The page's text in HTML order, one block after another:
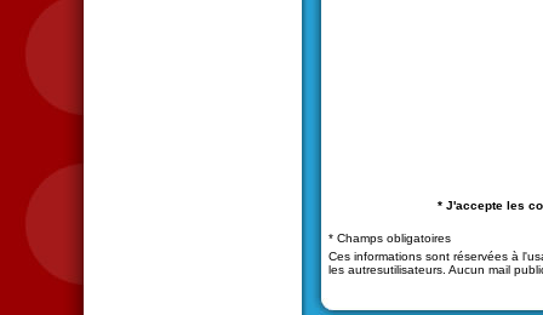
* J'accepte les
* Champs obligatoires
Ces informations sont réservées à
les autresutilisateurs. Aucun mail